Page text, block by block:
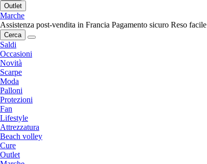
Outlet
Marche
Assistenza post-vendita in Francia Pagamento sicuro Reso facile
Cerca
Saldi
Occasioni
Novità
Scarpe
Moda
Palloni
Protezioni
Fan
Lifestyle
Attrezzatura
Beach volley
Cure
Outlet